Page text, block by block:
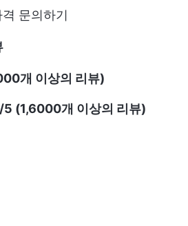
격 문의하기
개 이상의 리뷰)
(1,6000개 이상의 리뷰)